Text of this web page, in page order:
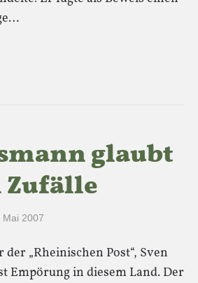
glaubt
Zufälle
Mai 2007
„Rheinischen Post“, Sven
Empörung in diesem Land. Der